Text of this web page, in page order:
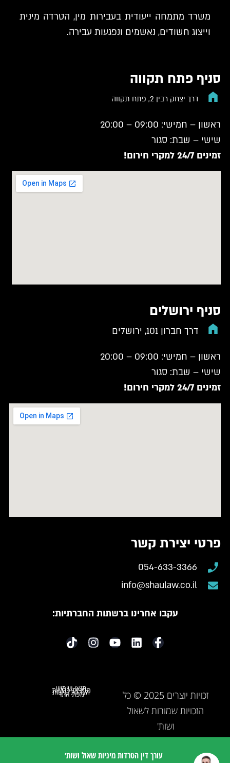
משרד מתמחה ייעודית בעבירות מין, הטרדה מינית
וייצוג חשודים, נאשמים ונפגעות עבירה.
סניף פתח תקווה
דרך יצחק רבין 2, פתח תקווה
ראשון – חמישי: 09:00 – 20:00
שישי – שבת: סגור
זמינים 24/7 למקרי חירום!
סניף ירושלים
דרך חברון 101, ירושלים
ראשון – חמישי: 09:00 – 20:00
שישי – שבת: סגור
זמינים 24/7 למקרי חירום!
פרטי יצירת קשר
054-633-3366
info@shaulaw.co.il
עקבו אחרינו ברשתות החברתיות:
זכויות יוצרים 2025 © כל
הזכויות שמורות לשאול
ושות'
תנאי שימוש
מדיניות פרטיות
הצהרת נגישות
מפת אתר
עורך דין הטרדות מיניות שאול ושות׳